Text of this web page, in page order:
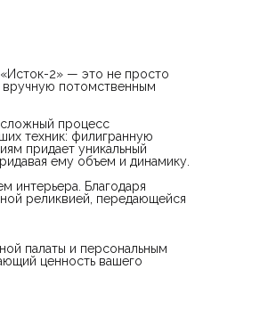
мл);
Чеканка, гравировка, чернение, резьба
высота 25 см;
27,8 х 20,7 см;
2» — это не просто
вручную потомственным
процесс
техник: филигранную
придает уникальный
ему объем и динамику.
интерьера. Благодаря
реликвией, передающейся
палаты и персональным
ценность вашего